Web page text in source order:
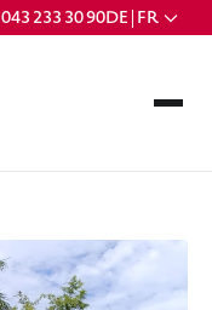
043 233 30 90DE | FR